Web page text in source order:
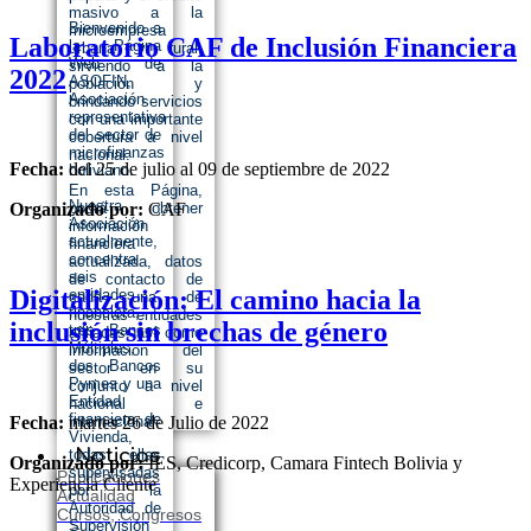
masivo a la
microempresa
urbana y rural,
sirviendo a la
población y
brindando servicios
con una importante
cobertura a nivel
nacional.
En esta Página,
podrá obtener
información
financiera
actualizada, datos
de contacto de
cada una de
nuestras entidades
afiliadas, así como
información del
sector en su
conjunto a nivel
nacional e
internacional.
Noticias
Publicaciones
Actualidad
Cursos, Congresos
Bienvenido a
la Página
Web de
ASOFIN,
Asociación
representativa
del sector de
microfinanzas
boliviano.
Nuestra
Asociación
actualmente,
concentra
seis
entidades
financiera,
tres Bancos
Múltiples,
dos Bancos
Pymes y una
Entidad
financiera de
Vivienda,
todas ellas
supervisadas
por la
Autoridad de
Supervisión
Laboratorio CAF de Inclusión Financiera
2022
Fecha: del 25 de julio al 09 de septiembre de 2022
Organizado por: CAF
Digitalización: El camino hacia la
inclusión sin brechas de género
Fecha: martes 26 de Julio de 2022
Organizado por:IES, Credicorp, Camara Fintech Bolivia y
Experiencia Cliente